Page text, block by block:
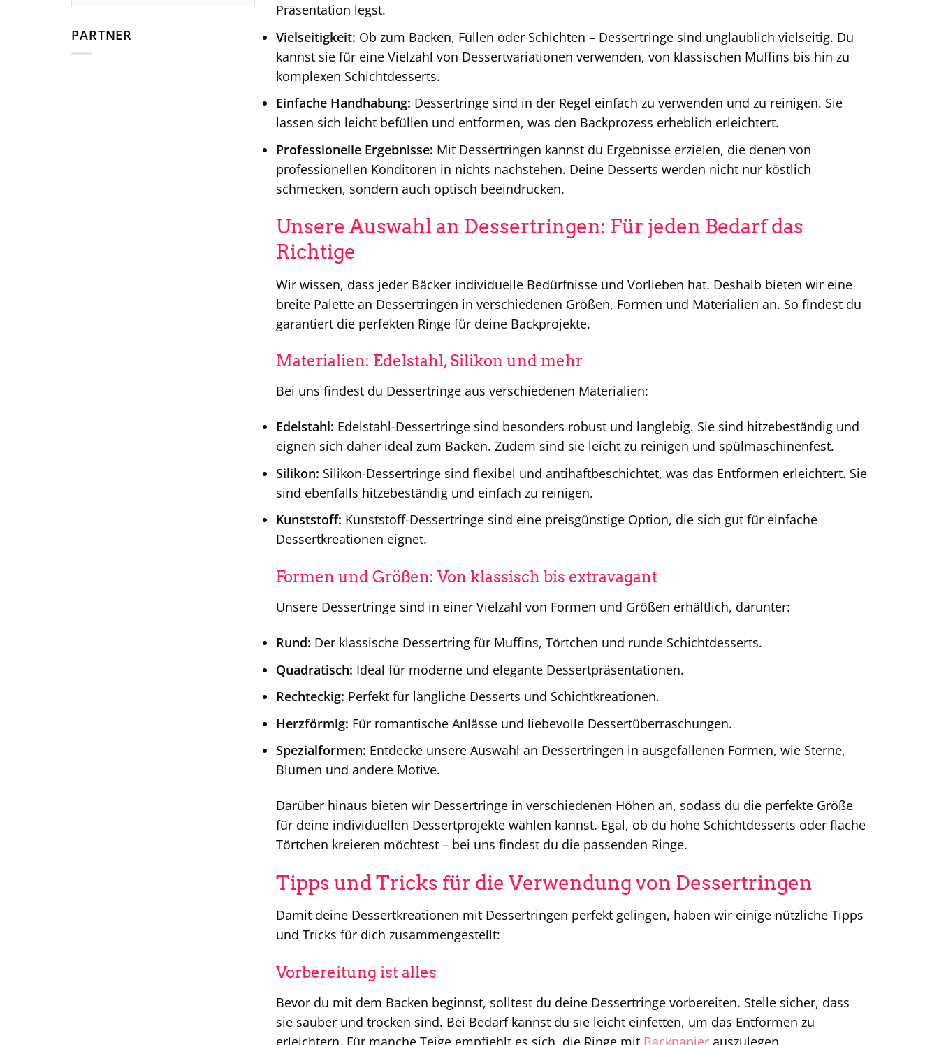
PARTNER
Präsentation legst.
Vielseitigkeit: Ob zum Backen, Füllen oder Schichten – Dessertringe sind unglaublich vielseitig. Du
kannst sie für eine Vielzahl von Dessertvariationen verwenden, von klassischen Muffins bis hin zu
komplexen Schichtdesserts.
Einfache Handhabung: Dessertringe sind in der Regel einfach zu verwenden und zu reinigen. Sie
lassen sich leicht befüllen und entformen, was den Backprozess erheblich erleichtert.
Professionelle Ergebnisse: Mit Dessertringen kannst du Ergebnisse erzielen, die denen von
professionellen Konditoren in nichts nachstehen. Deine Desserts werden nicht nur köstlich
schmecken, sondern auch optisch beeindrucken.
Unsere Auswahl an Dessertringen: Für jeden Bedarf das
Richtige
Wir wissen, dass jeder Bäcker individuelle Bedürfnisse und Vorlieben hat. Deshalb bieten wir eine
breite Palette an Dessertringen in verschiedenen Größen, Formen und Materialien an. So findest du
garantiert die perfekten Ringe für deine Backprojekte.
Materialien: Edelstahl, Silikon und mehr
Bei uns findest du Dessertringe aus verschiedenen Materialien:
Edelstahl: Edelstahl-Dessertringe sind besonders robust und langlebig. Sie sind hitzebeständig und
eignen sich daher ideal zum Backen. Zudem sind sie leicht zu reinigen und spülmaschinenfest.
Silikon: Silikon-Dessertringe sind flexibel und antihaftbeschichtet, was das Entformen erleichtert. Sie
sind ebenfalls hitzebeständig und einfach zu reinigen.
Kunststoff: Kunststoff-Dessertringe sind eine preisgünstige Option, die sich gut für einfache
Dessertkreationen eignet.
Formen und Größen: Von klassisch bis extravagant
Unsere Dessertringe sind in einer Vielzahl von Formen und Größen erhältlich, darunter:
Rund: Der klassische Dessertring für Muffins, Törtchen und runde Schichtdesserts.
Quadratisch: Ideal für moderne und elegante Dessertpräsentationen.
Rechteckig: Perfekt für längliche Desserts und Schichtkreationen.
Herzförmig: Für romantische Anlässe und liebevolle Dessertüberraschungen.
Spezialformen: Entdecke unsere Auswahl an Dessertringen in ausgefallenen Formen, wie Sterne,
Blumen und andere Motive.
Darüber hinaus bieten wir Dessertringe in verschiedenen Höhen an, sodass du die perfekte Größe
für deine individuellen Dessertprojekte wählen kannst. Egal, ob du hohe Schichtdesserts oder flache
Törtchen kreieren möchtest – bei uns findest du die passenden Ringe.
Tipps und Tricks für die Verwendung von Dessertringen
Damit deine Dessertkreationen mit Dessertringen perfekt gelingen, haben wir einige nützliche Tipps
und Tricks für dich zusammengestellt:
Vorbereitung ist alles
Bevor du mit dem Backen beginnst, solltest du deine Dessertringe vorbereiten. Stelle sicher, dass
sie sauber und trocken sind. Bei Bedarf kannst du sie leicht einfetten, um das Entformen zu
erleichtern. Für manche Teige empfiehlt es sich, die Ringe mit Backpapierauszulegen.